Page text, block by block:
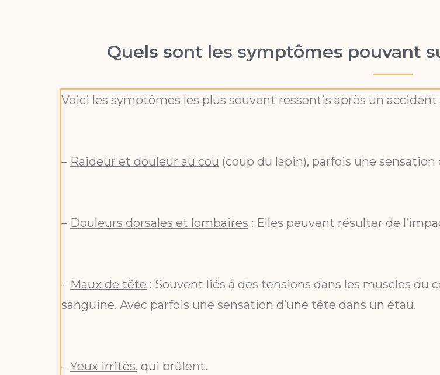
Quels sont les symptômes pouvant
Voici les symptômes les plus souvent ressentis après un accident
– Raideur et douleur au cou (coup du lapin), parfois une sensation
– Douleurs dorsales et lombaires : Elles peuvent résulter de
– Maux de tête : Souvent liés à des tensions dans les muscles
sanguine. Avec parfois une sensation d’une tête dans un étau.
– Yeux irrités, qui brûlent.